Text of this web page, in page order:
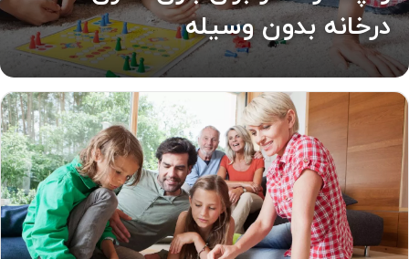
درخانه بدون وسیله